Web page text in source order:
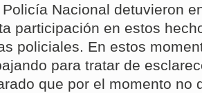
Nacional detuvieron
participación en estos
policiales. En estos
para tratar de
que por el momento no